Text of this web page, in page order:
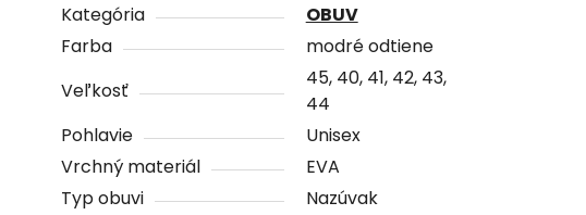
Kategória
OBUV
Farba
modré odtiene
Veľkosť
45, 40, 41, 42, 43,
44
Pohlavie
Unisex
Vrchný materiál
EVA
Typ obuvi
Nazúvak